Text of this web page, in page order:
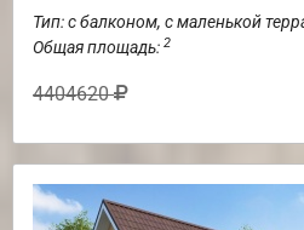
Тип: с балконом, с маленькой
Общая площадь: 2
4404620